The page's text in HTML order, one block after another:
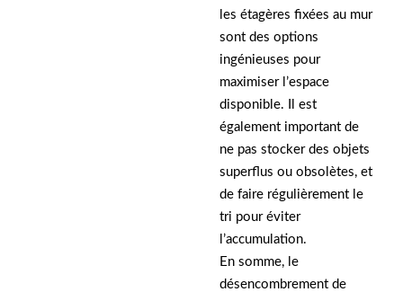
les étagères fixées au mur
sont des options
ingénieuses pour
maximiser l’espace
disponible. Il est
également important de
ne pas stocker des objets
superflus ou obsolètes, et
de faire régulièrement le
tri pour éviter
l’accumulation.
En somme, le
désencombrement de